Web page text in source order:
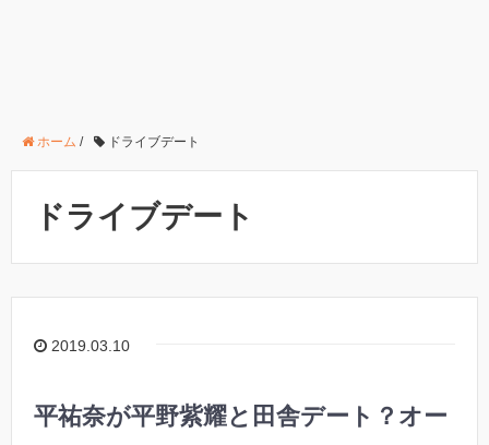
ホーム / ドライブデート
ドライブデート
2019.03.10
平祐奈が平野紫耀と田舎デート？オー